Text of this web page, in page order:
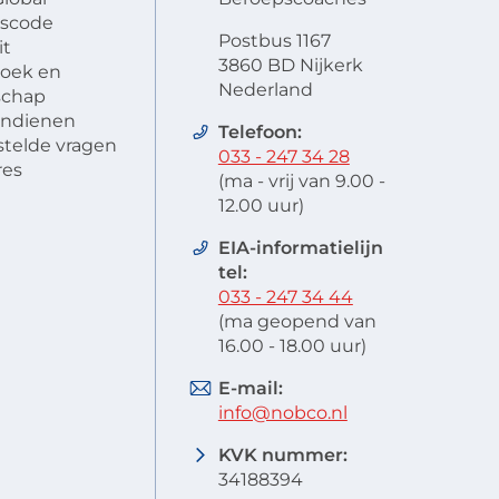
en
vragen
Postbus 1167
3860 BD Nijkerk
Nederland
Telefoon:
033 - 247 34 28
(ma - vrij van 9.00 -
12.00 uur)
EIA-informatielijn
tel:
033 - 247 34 44
(ma geopend van
16.00 - 18.00 uur)
E-mail:
info@nobco.nl
KVK nummer:
34188394